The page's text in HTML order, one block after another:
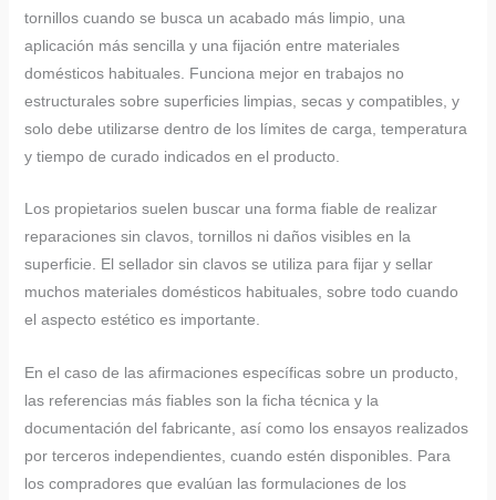
tornillos cuando se busca un acabado más limpio, una
aplicación más sencilla y una fijación entre materiales
domésticos habituales. Funciona mejor en trabajos no
estructurales sobre superficies limpias, secas y compatibles, y
solo debe utilizarse dentro de los límites de carga, temperatura
y tiempo de curado indicados en el producto.
Los propietarios suelen buscar una forma fiable de realizar
reparaciones sin clavos, tornillos ni daños visibles en la
superficie. El sellador sin clavos se utiliza para fijar y sellar
muchos materiales domésticos habituales, sobre todo cuando
el aspecto estético es importante.
En el caso de las afirmaciones específicas sobre un producto,
las referencias más fiables son la ficha técnica y la
documentación del fabricante, así como los ensayos realizados
por terceros independientes, cuando estén disponibles. Para
los compradores que evalúan las formulaciones de los